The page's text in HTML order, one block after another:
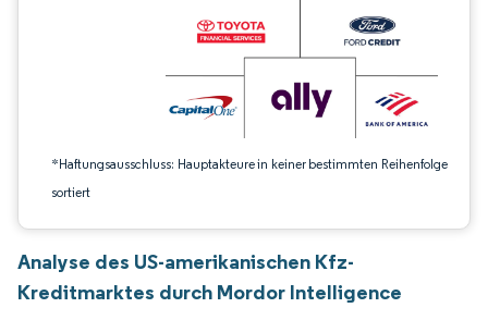
*Haftungsausschluss: Hauptakteure in keiner bestimmten Reihenfolge
sortiert
Analyse des US-amerikanischen Kfz-
Kreditmarktes durch Mordor Intelligence